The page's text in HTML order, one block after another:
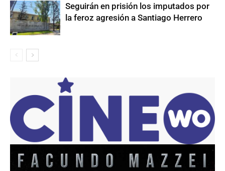
Seguirán en prisión los imputados por
la feroz agresión a Santiago Herrero